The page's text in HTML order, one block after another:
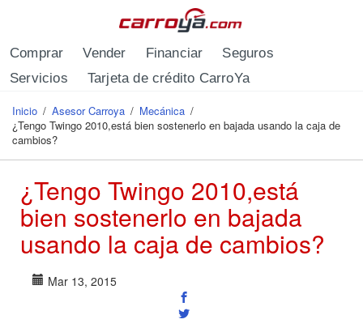
Comprar Vender Financiar
Seguros
Servicios
Tarjeta de crédito CarroYa
Se encuentra usted aquí
Inicio / Asesor Carroya / Mecánica /
¿Tengo Twingo 2010,está bien sostenerlo en bajada usando la caja de
cambios?
¿Tengo Twingo 2010,está
bien sostenerlo en bajada
usando la caja de cambios?
Mar 13, 2015